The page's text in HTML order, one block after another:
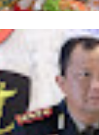
HUT Ke-81
Aceh Gelar
dan Aneka